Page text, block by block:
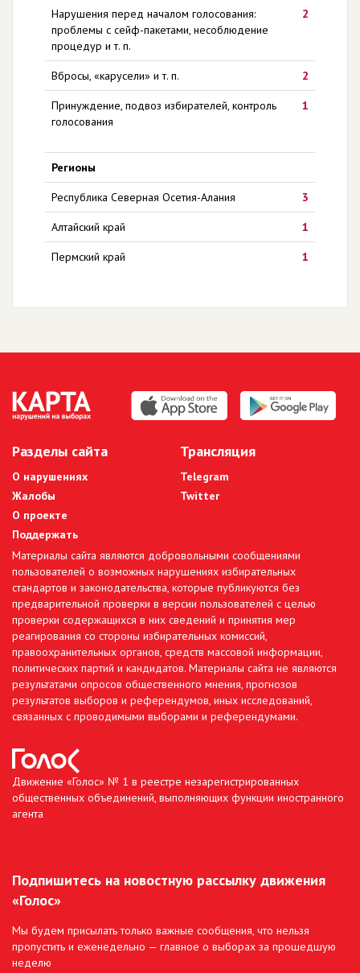
Нарушения перед началом голосования:
проблемы с сейф-пакетами, несоблюдение
процедур и т. п.
2
Вбросы, «карусели» и т. п. 2
Принуждение, подвоз избирателей, контроль
голосования
1
Регионы
Республика Северная Осетия-Алания 3
Алтайский край 1
Пермский край 1
Разделы сайта
О нарушениях
Жалобы
О проекте
Поддержать
Трансляция
Telegram
Twitter
Материалы сайта являются добровольными сообщениями
пользователей о возможных нарушениях избирательных
стандартов и законодательства, которые публикуются без
предварительной проверки в версии пользователей с целью
проверки содержащихся в них сведений и принятия мер
реагирования со стороны избирательных комиссий,
правоохранительных органов, средств массовой информации,
политических партий и кандидатов. Материалы сайта не являются
результатами опросов общественного мнения, прогнозов
результатов выборов и референдумов, иных исследований,
связанных с проводимыми выборами и референдумами.
Движение «Голос» № 1 в реестре незарегистрированных
общественных объединений, выполняющих функции иностранного
агента
Подпишитесь на новостную рассылку движения
«Голос»
Мы будем присылать только важные сообщения, что нельзя
пропустить и еженедельно — главное о выборах за прошедшую
неделю